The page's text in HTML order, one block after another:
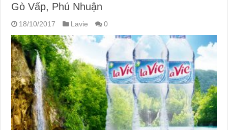
Gò Vấp, Phú Nhuận
18/10/2017 Lavie 0